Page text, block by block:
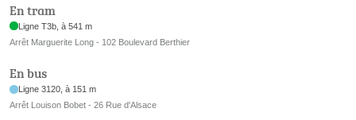
En tram
Ligne T3b, à 541 m
Arrêt Marguerite Long - 102 Boulevard Berthier
En bus
Ligne 3120, à 151 m
Arrêt Louison Bobet - 26 Rue d'Alsace